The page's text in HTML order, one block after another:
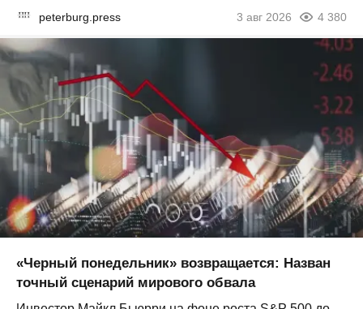
peterburg.press 3 авг 2026 4 380
«Черный понедельник» возвращается: Назван
точный сценарий мирового обвала